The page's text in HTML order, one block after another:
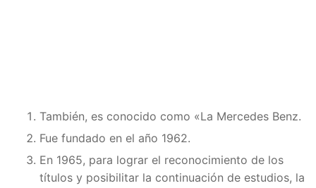
También, es conocido como «La Mercedes Benz.
Fue fundado en el año 1962.
En 1965, para lograr el reconocimiento de los
títulos y posibilitar la continuación de estudios, la